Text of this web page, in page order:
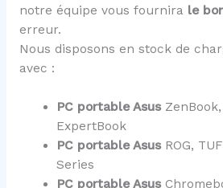
notre équipe vous fournira le
erreur.
Nous disposons en stock de
avec :
PC portable Asus
ExpertBook
PC portable Asus ROG,
Series
PC portable Asus